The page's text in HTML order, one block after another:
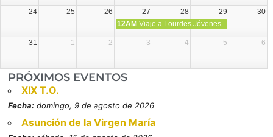
24 25 26 27 28 29
30
12AM Viaje a Lourdes Jóvenes
31 1 2 3 4 5 6
PRÓXIMOS EVENTOS
XIX T.O.
Fecha: domingo, 9 de agosto de 2026
Asunción de la Virgen María